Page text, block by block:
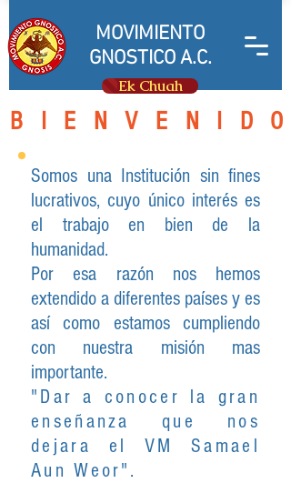
MOVIMIENTO
GNOSTICO A.C.
Ek Chuah
BIENVENIDO
Somos una Institución sin fines
lucrativos, cuyo único interés es
el trabajo en bien de la
humanidad.
Por esa razón nos hemos
extendido a diferentes países y es
así como estamos cumpliendo
con nuestra misión mas
importante.
"Dar a conocer la gran
enseñanza que nos
dejara el VM Samael
Aun Weor".